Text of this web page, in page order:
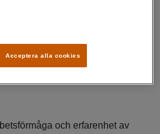
och erfarenhet av
Acceptera alla cookies